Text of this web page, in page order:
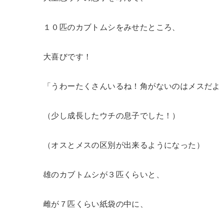
１０匹のカブトムシをみせたところ、
大喜びです！
「うわーたくさんいるね！角がないのはメスだ
（少し成長したウチの息子でした！）
（オスとメスの区別が出来るようになった）
雄のカブトムシが３匹くらいと、
雌が７匹くらい紙袋の中に、